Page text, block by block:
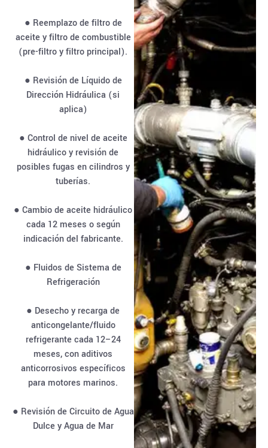
● Reemplazo de filtro de
aceite y filtro de combustible
(pre-filtro y filtro principal).
● Revisión de Líquido de
Dirección Hidráulica (si
aplica)
● Control de nivel de aceite
hidráulico y revisión de
posibles fugas en cilindros y
tuberías.
● Cambio de aceite hidráulico
cada 12 meses o según
indicación del fabricante.
● Fluidos de Sistema de
Refrigeración
● Desecho y recarga de
anticongelante/fluido
refrigerante cada 12–24
meses, con aditivos
anticorrosivos específicos
para motores marinos.
● Revisión de Circuito de Agua
Dulce y Agua de Mar